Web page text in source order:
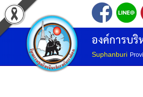
องค์การบ
Suphanburi